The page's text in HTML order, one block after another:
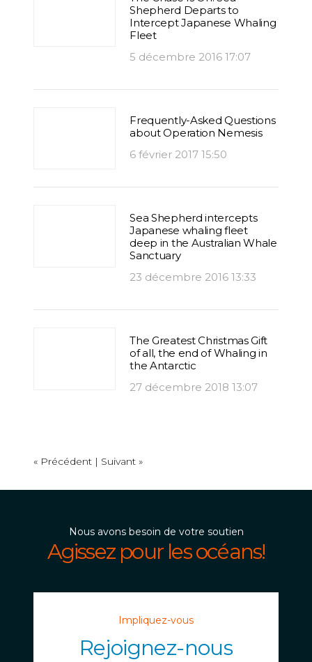
Shepherd Departs to
Intercept Japanese Whaling
Fleet
5 décembre 2016 17:07
Frequently-Asked Questions
about Operation Nemesis
6 février 2017 15:50
Sea Shepherd intercepts
Japanese whaling fleet
deep in the Australian Whale
Sanctuary
23 décembre 2016 13:33
The Greatest Christmas Gift
of all, the end of Whaling in
the Antarctic
27 décembre 2018 13:07
« Précédent | Suivant »
Nous avons besoin de votre soutien
Agissez pour les océans!
Impliquez-vous
Rejoignez-nous